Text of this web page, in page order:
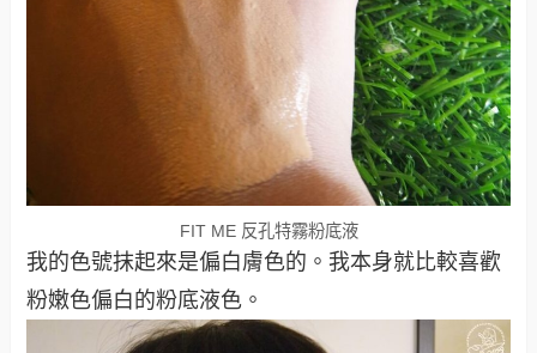
FIT ME 反孔特霧粉底液
我的色號抹起來是偏白膚色的。我本身就比較喜歡
粉嫩色偏白的粉底液色。